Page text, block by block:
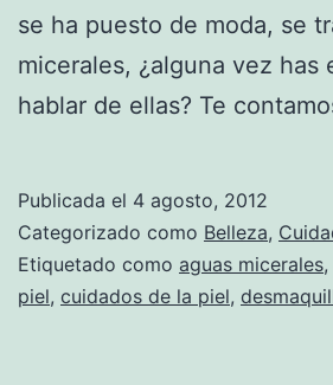
se ha puesto de moda, se
micerales, ¿alguna vez has
hablar de ellas? Te
Publicada el 4 agosto, 2012
Categorizado como Belleza,
Etiquetado como aguas micerales,
piel, cuidados de la piel,